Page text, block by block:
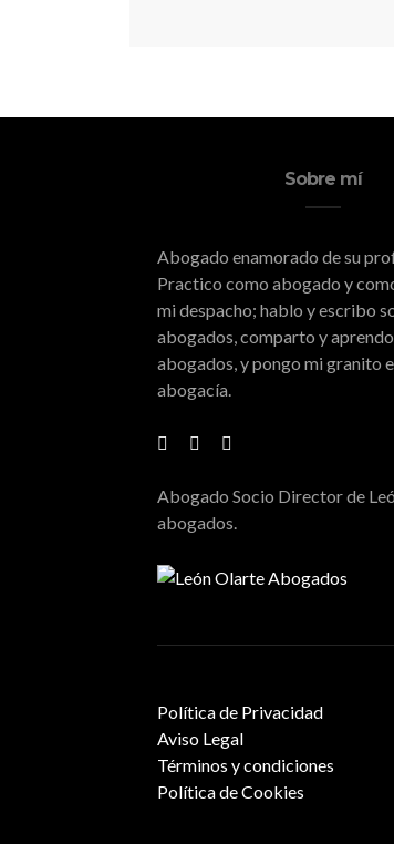
Sobre mí
Abogado enamorado de su
Practico como abogado y
mi despacho; hablo y escribo
abogados, comparto y
abogados, y pongo mi granito
abogacía.
Abogado Socio Director de
abogados.
Política de Privacidad
Aviso Legal
Términos y condiciones
Política de Cookies